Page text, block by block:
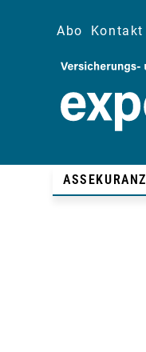
Abo Kontakt
ASSEKURANZ